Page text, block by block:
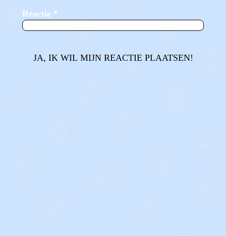
Reactie *
JA, IK WIL MIJN REACTIE PLAATSEN!